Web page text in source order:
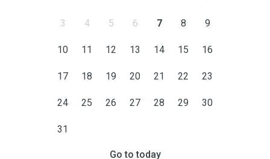
3 4 5 6 7 8 9
10 11 12 13 14 15 16
17 18 19 20 21 22 23
24 25 26 27 28 29 30
31
Go to today